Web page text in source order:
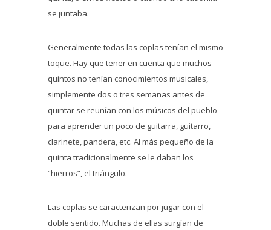
se juntaba.
Generalmente todas las coplas tenían el mismo
toque. Hay que tener en cuenta que muchos
quintos no tenían conocimientos musicales,
simplemente dos o tres semanas antes de
quintar se reunían con los músicos del pueblo
para aprender un poco de guitarra, guitarro,
clarinete, pandera, etc. Al más pequeño de la
quinta tradicionalmente se le daban los
“hierros”, el triángulo.
Las coplas se caracterizan por jugar con el
doble sentido. Muchas de ellas surgían de